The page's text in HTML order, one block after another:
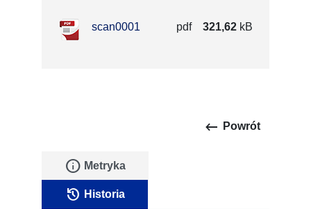
scan0001 pdf 321,62 kB
keyboard_backspace Powrót
info Metryka
history Historia